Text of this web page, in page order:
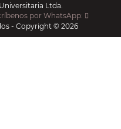
Ltda.
por WhatsApp:
- Copyright © 2026